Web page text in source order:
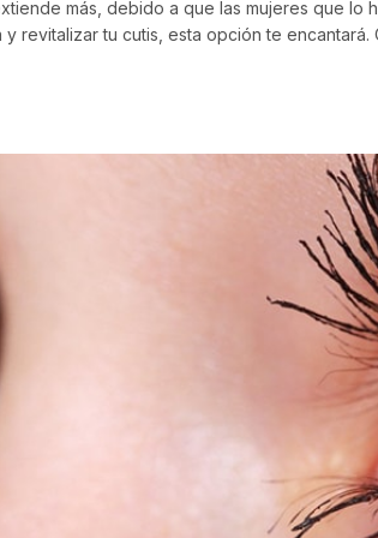
más, debido a que las mujeres que
y revitalizar tu cutis, esta opción te